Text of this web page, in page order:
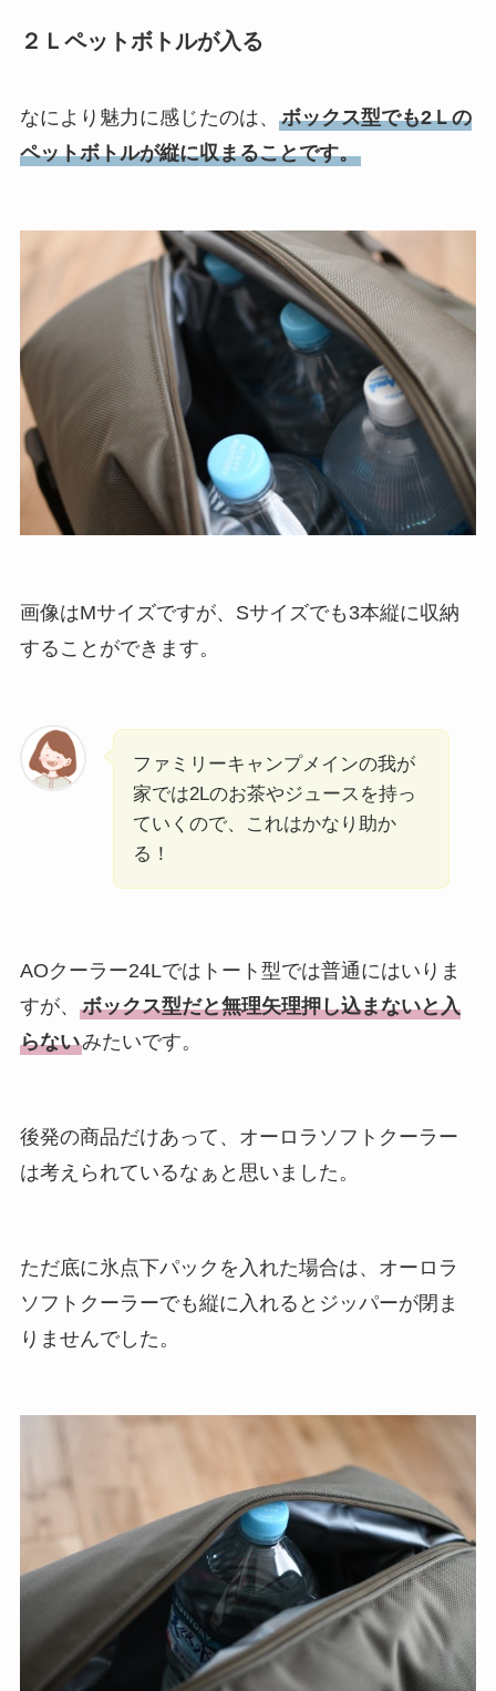
２Ｌペットボトルが入る
なにより魅力に感じたのは、 ボックス型でも2Ｌの
ペットボトルが縦に収まることです。
画像はMサイズですが、Sサイズでも3本縦に収納
することができます。
ファミリーキャンプメインの我が
家では2Lのお茶やジュースを持っ
ていくので、これはかなり助か
る！
AOクーラー24Lではトート型では普通にはいりま
すが、 ボックス型だと無理矢理押し込まないと入
らないみたいです。
後発の商品だけあって、オーロラソフトクーラー
は考えられているなぁと思いました。
ただ底に氷点下パックを入れた場合は、オーロラ
ソフトクーラーでも縦に入れるとジッパーが閉ま
りませんでした。